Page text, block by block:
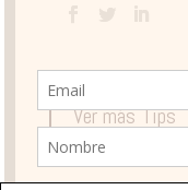
Ver más Tips